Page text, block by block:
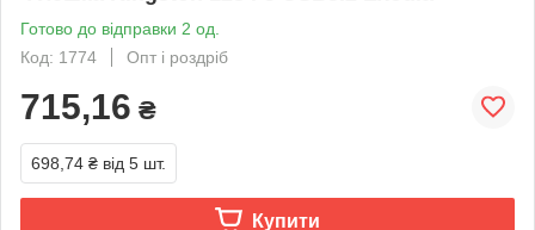
Готово до відправки 2 од.
Код: 1774
Опт і роздріб
715,16 ₴
698,74 ₴ від 5 шт.
Купити